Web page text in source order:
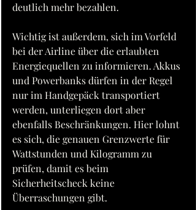
deutlich mehr bezahlen.
Wichtig ist außerdem, sich im Vorfeld
bei der Airline über die erlaubten
Energiequellen zu informieren. Akkus
und Powerbanks dürfen in der Regel
nur im Handgepäck transportiert
werden, unterliegen dort aber
ebenfalls Beschränkungen. Hier lohnt
es sich, die genauen Grenzwerte für
Wattstunden und Kilogramm zu
prüfen, damit es beim
Sicherheitscheck keine
Überraschungen gibt.